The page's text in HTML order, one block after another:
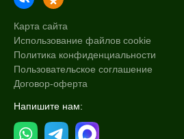
Карта сайта
Использование файлов cookie
Политика конфиденциальности
Пользовательское соглашение
Договор-оферта
Напишите нам: